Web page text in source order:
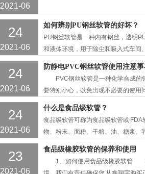
2021-06
24
2021-06
如何辨别PU钢丝软管的好坏？
PU钢丝软管是一种内有钢丝，透明
和液体环境，用于除尘和吸入式车间
解，螺旋钢丝接地后可释放静电。
24
2021-06
防静电PVC钢丝软管使用注意事
PVC钢丝软管是一种化学合成的
要特别小心，以免出现不必要的使
24
2021-06
什么是食品级软管？
食品级软管可称为食品级软管或
物、粉末、面粉、干粮、油、糖浆、
生吸水和排水应用而设计。
23
2021-06
食品级橡胶软管的保养和使用
1、如何使用食品级橡胶软管 确